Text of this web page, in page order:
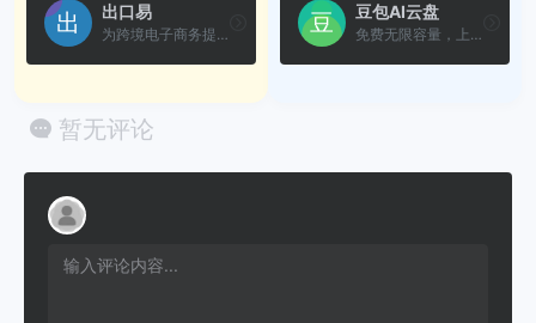
出口易
为跨境电子商务提供全程物流...
豆包AI云盘
免费无限容量，上传下载不限...
暂无评论